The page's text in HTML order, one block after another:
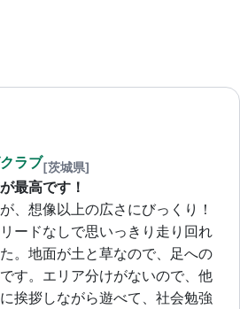
ラブ[茨城県]
最高です！
、想像以上の広さにびっくり！
ードなしで思いっきり走り回れ
。地面が土と草なので、足への
す。エリア分けがないので、他
挨拶しながら遊べて、社会勉強